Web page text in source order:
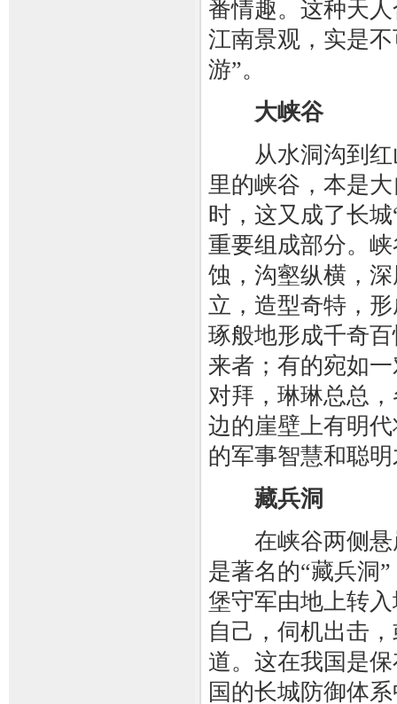
番情趣。这种天
江南景观，实是
游”。
大峡谷
从水洞沟到红
里的峡谷，本是
时，这又成了长
重要组成部分。
蚀，沟壑纵横，
立，造型奇特，
琢般地形成千奇
来者；有的宛如
对拜，琳琳总总
边的崖壁上有明
的军事智慧和聪
藏兵洞
在峡谷两侧悬
是著名的“藏兵洞
堡守军由地上转
自己，伺机出击
道。这在我国是
国的长城防御体